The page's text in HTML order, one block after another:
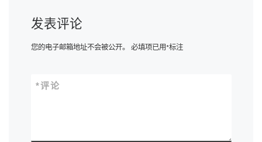
发表评论
您的电子邮箱地址不会被公开。 必填项已用*标注
评论
*